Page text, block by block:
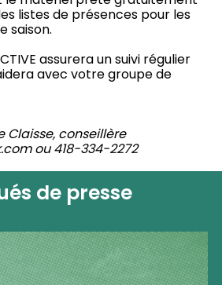
listes de présences pour les
saison.
assurera un suivi régulier
avec votre groupe de
Claisse, conseillère
ou 418-334-2272
de presse